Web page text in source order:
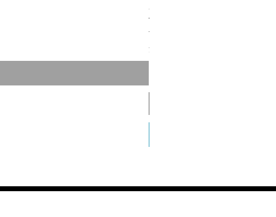
客製熱昇華皮革收納盤｜桌
通常価格
NT$200.00
消費税抜き